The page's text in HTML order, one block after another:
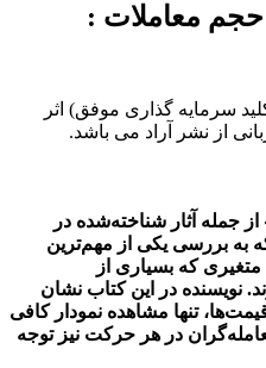
معاملات :
سرمایه گذاری موفق) اثر
از نشر آراد می باشد.
از جمله آثار شناخته‌شده در
به بررسی یکی از مهم‌ترین
متغیری که بسیاری از
نویسنده در این کتاب نشان
تنها مشاهده نمودار کافی
در هر حرکت نیز توجه